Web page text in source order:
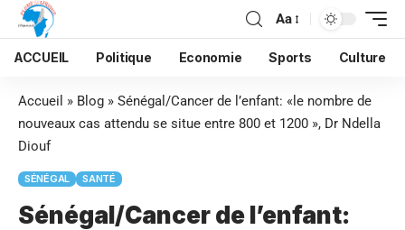
Aa
ACCUEIL Politique Economie Sports Culture
Accueil » Blog » Sénégal/Cancer de l’enfant: «le nombre de
nouveaux cas attendu se situe entre 800 et 1200 », Dr Ndella
Diouf
SÉNÉGAL SANTÉ
Sénégal/Cancer de l’enfant: